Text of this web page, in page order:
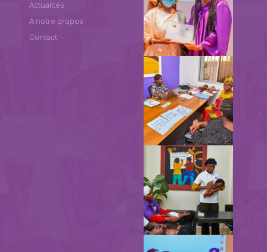
Actualités
A notre propos
Contact